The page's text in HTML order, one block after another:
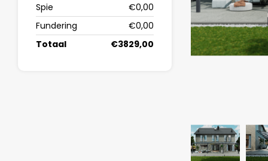
Spie
€0,00
Fundering
€0,00
Totaal
€3829,00